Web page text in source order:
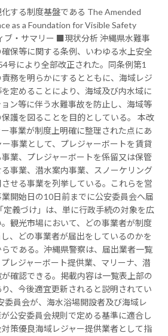
する制度基盤である The Amended
as a Foundation for Visible Safety
ブ・サマリー ■現状分析 沖縄県水難事
保等に関する条例、いわゆる水上安全
号により全部改正された。同条例第1
務を明らかにするとともに、海域レジ
定めることにより、海域及び内水域に
ン等に伴う水難事故を防止し、海域等
護を図ることを目的としている。 本改
事業が制度上明確に整理された点にあ
事業として、プレジャーボートを賃貸
業、プレジャーボートを係留又は保管
事業、潜水案内事業、スノーケリング
せる事業を列挙している。これらを営
開始日の10日前までに公安委員会へ届
定義づけ」は、単に行政手続の対象を広
観光市場において、どの事業者が制度
、どの事業者が届出をしているのかを
である。沖縄県警察は、届出業者一覧
レジャーボート提供業、マリーナ、潜
確認できる。掲載内容は一覧表上部の
、今後適宜更新されると説明されてい
委員会が、海水浴場開設者及び海域レ
公安委員会規則で定める基準に適合し
策優良海域レジャー提供業者として指